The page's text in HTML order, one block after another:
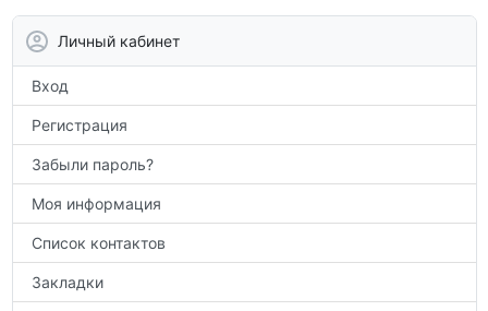
Личный кабинет
Вход
Регистрация
Забыли пароль?
Моя информация
Список контактов
Закладки